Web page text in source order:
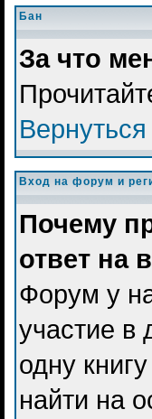
Бан
За что
Вход на форум и
Почему
ответ на
Форум у
участие в
одну
найти на